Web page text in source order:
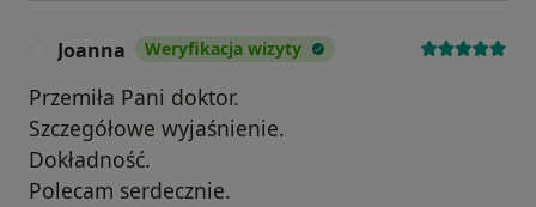
Joanna Weryfikacja wizyty
Przemiła Pani doktor.
Szczegółowe wyjaśnienie.
Dokładność.
Polecam serdecznie.